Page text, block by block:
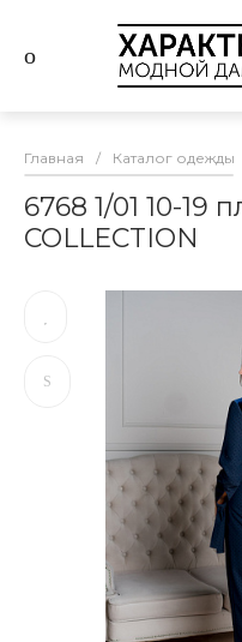
Главная / Каталог одежды
6768 1/01 10-19
COLLECTION